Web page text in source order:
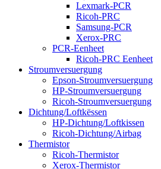
Lexmark-PCR
Ricoh-PRC
Samsung-PCR
Xerox-PRC
PCR-Eenheet
Ricoh-PRC Eenheet
Stroumversuergung
Epson-Stroumversuergung
HP-Stroumversuergung
Ricoh-Stroumversuergung
Dichtung/Loftkëssen
HP-Dichtung/Loftkissen
Ricoh-Dichtung/Airbag
Thermistor
Ricoh-Thermistor
Xerox-Thermistor